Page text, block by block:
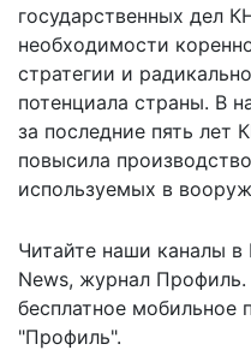
государственных дел
необходимости
стратегии и
потенциала страны. В
за последние пять лет
повысила
используемых в
Читайте наши каналы в
News, журнал Профиль
бесплатное мобильное
"Профиль".